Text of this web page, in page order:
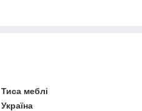
Тиса меблі
Україна